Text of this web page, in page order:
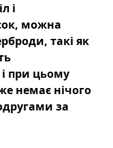
і
можна
такі як
при цьому
немає нічого
за